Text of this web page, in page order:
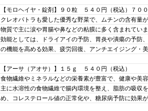
【モロヘイヤ・錠剤】９０粒 ５４０円（税込）７０
クレオパトラも愛した優秀な野菜で、ムチンの含有量
物質で主に涙や胃腸や鼻などの粘膜に多く含まれていま
効能としては、ドライアイの予防、胃炎や潰瘍の予防
の機能を高める効果、疲労回復、アンチエイジング・
【アーサ（アオサ）】１５ｇ ５４０円（税込）
食物繊維やミネラルなどの栄養素が豊富で、健康や美
主に水溶性の食物繊維で腸内環境を整え、脂肪の吸収
め、コレステロール値の正常化や、糖尿病予防に効果が